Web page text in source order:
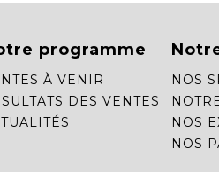
programme
À VENIR
DES VENTES
NOS
NOS
NOS